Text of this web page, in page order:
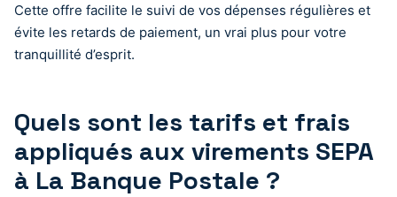
Cette offre facilite le suivi de vos dépenses régulières et
évite les retards de paiement, un vrai plus pour votre
tranquillité d’esprit.
Quels sont les tarifs et frais
appliqués aux virements SEPA
à La Banque Postale ?